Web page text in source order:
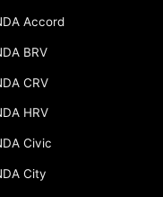
Accord
BRV
CRV
HRV
Civic
City